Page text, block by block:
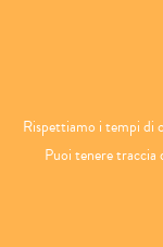
Rispettiamo i tempi di
Puoi tenere traccia